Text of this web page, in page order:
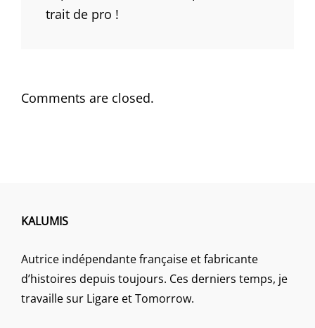
trait de pro !
Comments are closed.
KALUMIS
Autrice indépendante française et fabricante
d’histoires depuis toujours. Ces derniers temps, je
travaille sur Ligare et Tomorrow.